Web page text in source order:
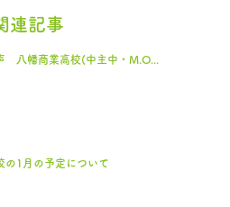
連記事
八幡商業高校(中主中・M.O...
の1月の予定について